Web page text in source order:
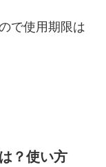
で使用期限は
？使い方